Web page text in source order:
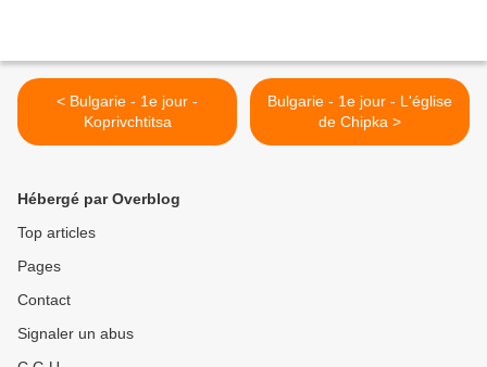
< Bulgarie - 1e jour -
Koprivchtitsa
Bulgarie - 1e jour - L'église
de Chipka >
Hébergé par Overblog
Top articles
Pages
Contact
Signaler un abus